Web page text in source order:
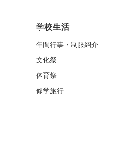
学校生活
年間行事・制服紹介
文化祭
体育祭
修学旅行